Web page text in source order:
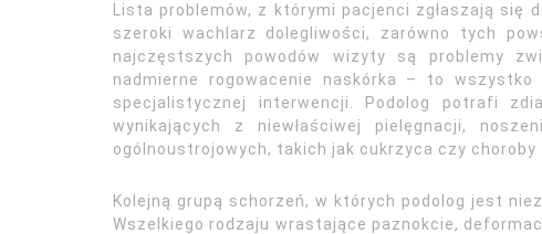
Lista problemów, z którymi pacjenci zgłaszają się
szeroki wachlarz dolegliwości, zarówno tych
najczęstszych powodów wizyty są problemy
nadmierne rogowacenie naskórka – to
specjalistycznej interwencji. Podolog potrafi
wynikających z niewłaściwej pielęgnacji,
ogólnoustrojowych, takich jak cukrzyca czy choroby
Kolejną grupą schorzeń, w których podolog jest
Wszelkiego rodzaju wrastające paznokcie,